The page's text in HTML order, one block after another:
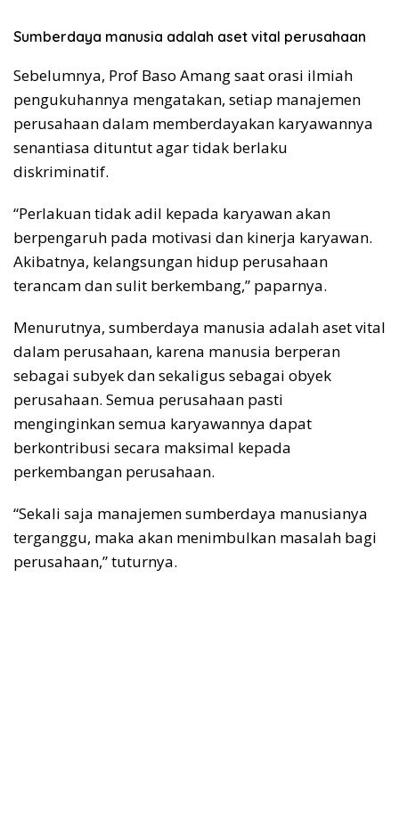
Sumberdaya manusia adalah aset vital perusahaan
Sebelumnya, Prof Baso Amang saat orasi ilmiah
pengukuhannya mengatakan, setiap manajemen
perusahaan dalam memberdayakan karyawannya
senantiasa dituntut agar tidak berlaku
diskriminatif.
“Perlakuan tidak adil kepada karyawan akan
berpengaruh pada motivasi dan kinerja karyawan.
Akibatnya, kelangsungan hidup perusahaan
terancam dan sulit berkembang,” paparnya.
Menurutnya, sumberdaya manusia adalah aset vital
dalam perusahaan, karena manusia berperan
sebagai subyek dan sekaligus sebagai obyek
perusahaan. Semua perusahaan pasti
menginginkan semua karyawannya dapat
berkontribusi secara maksimal kepada
perkembangan perusahaan.
“Sekali saja manajemen sumberdaya manusianya
terganggu, maka akan menimbulkan masalah bagi
perusahaan,” tuturnya.